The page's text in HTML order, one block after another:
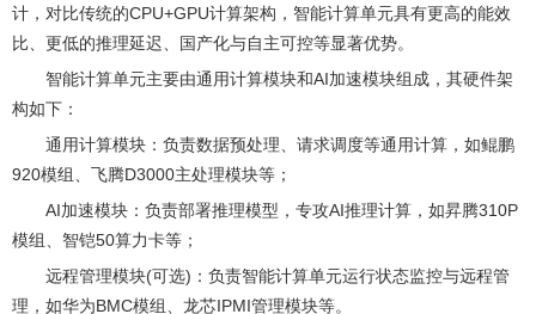
计，对比传统的CPU+GPU计算架构，智能计算单元具有更高的能效
比、更低的推理延迟、国产化与自主可控等显著优势。
智能计算单元主要由通用计算模块和AI加速模块组成，其硬件架
构如下：
通用计算模块：负责数据预处理、请求调度等通用计算，如鲲鹏
920模组、飞腾D3000主处理模块等；
AI加速模块：负责部署推理模型，专攻AI推理计算，如昇腾310P
模组、智铠50算力卡等；
远程管理模块(可选)：负责智能计算单元运行状态监控与远程管
理，如华为BMC模组、龙芯IPMI管理模块等。